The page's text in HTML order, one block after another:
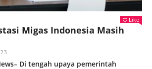
Like
Migas Indonesia Masih
Di tengah upaya pemerintah